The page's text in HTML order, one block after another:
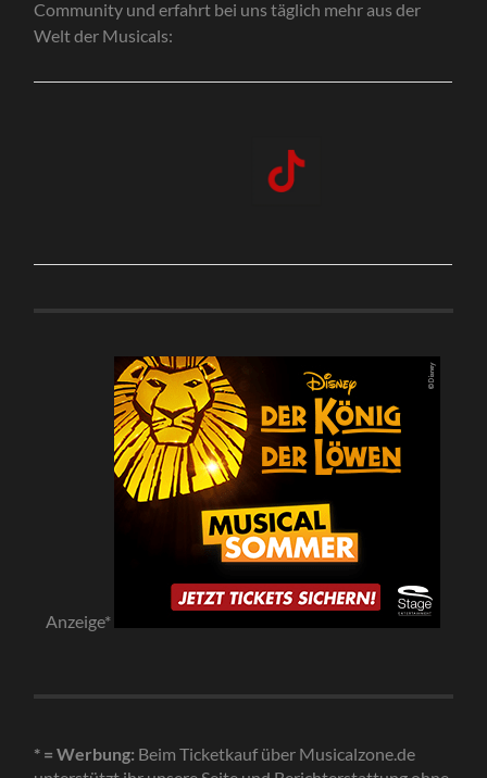
Community und erfahrt bei uns täglich mehr aus der
Welt der Musicals:
Anzeige*
* = Werbung: Beim Ticketkauf über Musicalzone.de